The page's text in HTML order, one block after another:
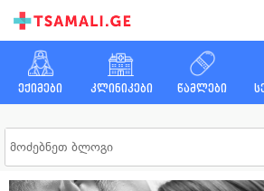
ექიმები კლინიკები წამლები